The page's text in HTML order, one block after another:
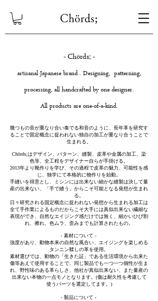
- Chörds; -
artisanal Japanese brand . Designing, patterning,
processing, all handcrafted by one designer.
All products are one-of-a-kind.
幾つもの音が重なり合い奏でる和音のように、長年革を研究す
ることで固定概念に捉われない独自の加工が重なり合うことで
生まれる。
Chörds;はデザイン、パターン、縫製、皮革や金属の加工、染
色等、全工程をデザイナー自らが手掛ける。
2013年より靴作りを学び、その過程で皮革の魅力、可能性を感
じ、独学にて本格的に物作りを始動。
手縫いを得意とし、ミシンには出来ない細かな縫製は決して量
産の出来ない、「手で縫う」からこそ可能となる発想が生まれ
る。
日々研究される固定概念に捉われない発想から生まれる加工は
全て手作業によるものだからこそ大手には真似出来ない繊細な
表現ができ、自然なエイジング感だけでは無く、細かいひび割
れ、擦れ、色ムラ、歪みまでも計算されたもの。
- 素材について -
強度があり、動物本来の自然な風合い、エイジングを楽しめる
タンニン鞣しの革を使用。
素材選びでは、動物の「生きた証」である生活環境から出来た
傷等あえて使用することで、同じ製品でも一つ一つ個性が生ま
れ、野性味のある革らしさ、他社が真似出来ない、また量産の
出来ない本物の一点モノとなります。(傷は耐久性を考慮して
使うパーツを選定してます。)
- 製品について -